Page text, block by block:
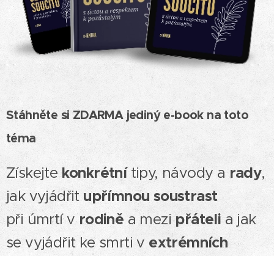
Stáhněte si ZDARMA jediný e-book na toto
téma
Získejte konkrétní tipy, návody arady,
jak vyjádřit upřímnou soustrast
při úmrtí vrodině a mezipřáteli a jak
se vyjádřit ke smrti v extrémních